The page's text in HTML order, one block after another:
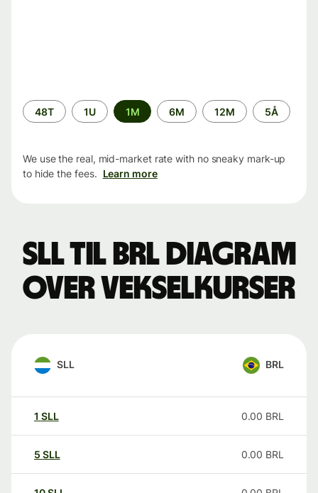
Time
period
48T 1U 1M 6M 12M 5Å
We use the real, mid-market rate with no sneaky mark-up
to hide the fees. Learn more
SLL til BRL Diagram
over vekselkurser
SLL BRL
1 SLL 0.00 BRL
5 SLL 0.00 BRL